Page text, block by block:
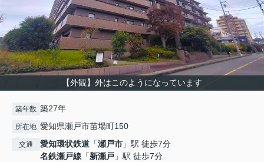
【外観】外はこのようになっています
築年数 築27年
所在地 愛知県瀬戸市苗場町150
交通 愛知環状鉄道 「瀬戸市 」駅 徒歩7分
名鉄瀬戸線 「新瀬戸 」駅 徒歩7分